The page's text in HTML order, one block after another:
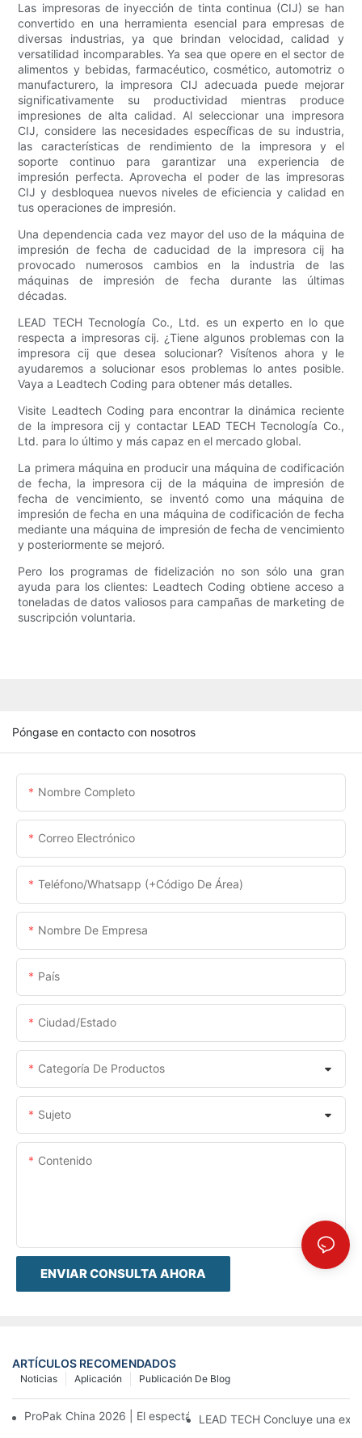
Las impresoras de inyección de tinta continua (CIJ) se han
convertido en una herramienta esencial para empresas de
diversas industrias, ya que brindan velocidad, calidad y
versatilidad incomparables. Ya sea que opere en el sector de
alimentos y bebidas, farmacéutico, cosmético, automotriz o
manufacturero, la impresora CIJ adecuada puede mejorar
significativamente su productividad mientras produce
impresiones de alta calidad. Al seleccionar una impresora
CIJ, considere las necesidades específicas de su industria,
las características de rendimiento de la impresora y el
soporte continuo para garantizar una experiencia de
impresión perfecta. Aprovecha el poder de las impresoras
CIJ y desbloquea nuevos niveles de eficiencia y calidad en
tus operaciones de impresión.
Una dependencia cada vez mayor del uso de la máquina de
impresión de fecha de caducidad de la impresora cij ha
provocado numerosos cambios en la industria de las
máquinas de impresión de fecha durante las últimas
décadas.
LEAD TECH Tecnología Co., Ltd. es un experto en lo que
respecta a impresoras cij. ¿Tiene algunos problemas con la
impresora cij que desea solucionar? Visítenos ahora y le
ayudaremos a solucionar esos problemas lo antes posible.
Vaya a Leadtech Coding para obtener más detalles.
Visite Leadtech Coding para encontrar la dinámica reciente
de la impresora cij y contactar LEAD TECH Tecnología Co.,
Ltd. para lo último y más capaz en el mercado global.
La primera máquina en producir una máquina de codificación
de fecha, la impresora cij de la máquina de impresión de
fecha de vencimiento, se inventó como una máquina de
impresión de fecha en una máquina de codificación de fecha
mediante una máquina de impresión de fecha de vencimiento
y posteriormente se mejoró.
Pero los programas de fidelización no son sólo una gran
ayuda para los clientes: Leadtech Coding obtiene acceso a
toneladas de datos valiosos para campañas de marketing de
suscripción voluntaria.
Póngase en contacto con nosotros
Nombre Completo
Correo Electrónico
Teléfono/whatsapp (+código De Área)
Nombre De Empresa
País
Ciudad/estado
Categoría De Productos
Sujeto
Contenido
ENVIAR CONSULTA AHORA
ARTÍCULOS RECOMENDADOS
Publicación De Blog
Aplicación
Noticias
ProPak China 2026 | El espectáculo termina, nuestro servicio
LEAD TECH Concluye una